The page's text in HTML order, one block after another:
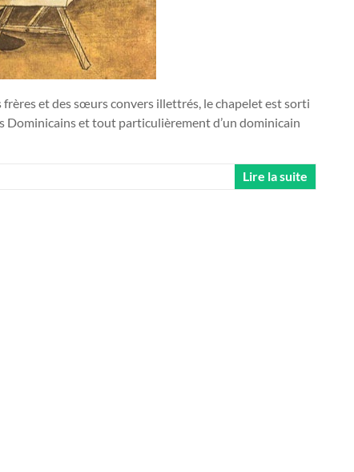
et des sœurs convers illettrés, le chapelet est sorti
Dominicains et tout particulièrement d’un dominicain
Lire la suite